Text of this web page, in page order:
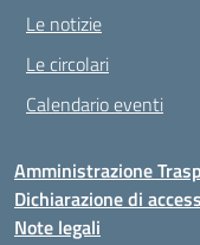
Le notizie
Le circolari
Calendario eventi
Amministrazione
Dichiarazione di
Note legali